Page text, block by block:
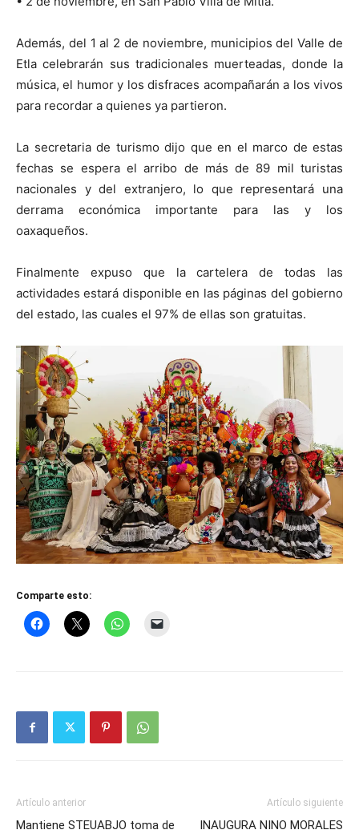
Además, del 1 al 2 de noviembre, municipios del Valle de
Etla celebrarán sus tradicionales muerteadas, donde la
música, el humor y los disfraces acompañarán a los vivos
para recordar a quienes ya partieron.
La secretaria de turismo dijo que en el marco de estas
fechas se espera el arribo de más de 89 mil turistas
nacionales y del extranjero, lo que representará una
derrama económica importante para las y los
oaxaqueños.
Finalmente expuso que la cartelera de todas las
actividades estará disponible en las páginas del gobierno
del estado, las cuales el 97% de ellas son gratuitas.
Comparte esto:
Artículo anterior
Mantiene STEUABJO toma de
Artículo siguiente
INAUGURA NINO MORALES